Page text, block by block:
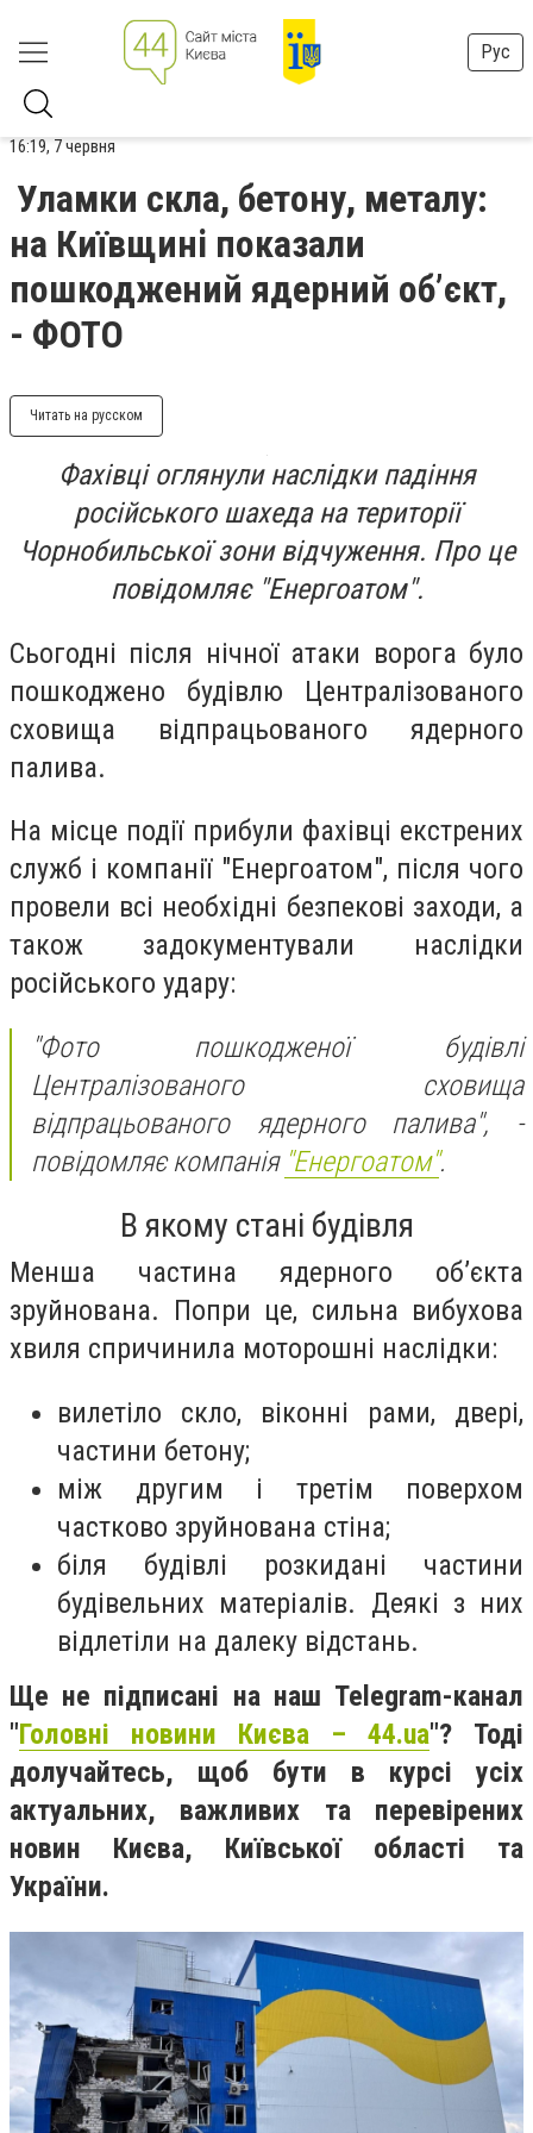
Рус
16:19, 7 червня
Уламки скла, бетону, металу:
на Київщині показали
пошкоджений ядерний об’єкт,
- ФОТО
Читать на русском
Фахівці оглянули наслідки падіння
російського шахеда на території
Чорнобильської зони відчуження. Про це
повідомляє "Енергоатом".
Сьогодні після нічної атаки ворога було
пошкоджено будівлю Централізованого
сховища відпрацьованого ядерного
палива.
На місце події прибули фахівці екстрених
служб і компанії "Енергоатом", після чого
провели всі необхідні безпекові заходи, а
також задокументували наслідки
російського удару:
"Фото пошкодженої будівлі
Централізованого сховища
відпрацьованого ядерного палива", -
повідомляє компанія "Енергоатом".
В якому стані будівля
Менша частина ядерного об’єкта
зруйнована. Попри це, сильна вибухова
хвиля спричинила моторошні наслідки:
вилетіло скло, віконні рами, двері,
частини бетону;
між другим і третім поверхом
частково зруйнована стіна;
біля будівлі розкидані частини
будівельних матеріалів. Деякі з них
відлетіли на далеку відстань.
Ще не підписані на наш Telegram-канал
"Головні новини Києва – 44.ua"? Тоді
долучайтесь, щоб бути в курсі усіх
актуальних, важливих та перевірених
новин Києва, Київської області та
України.